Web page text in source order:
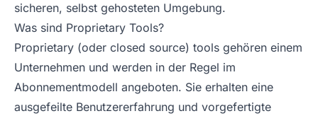
sicheren, selbst gehosteten Umgebung.
Was sind Proprietary Tools?
Proprietary (oder closed source) tools gehören einem
Unternehmen und werden in der Regel im
Abonnementmodell angeboten. Sie erhalten eine
ausgefeilte Benutzererfahrung und vorgefertigte